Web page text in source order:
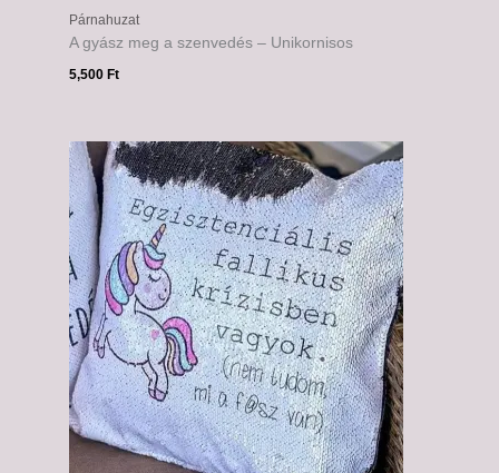
Párnahuzat
A gyász meg a szenvedés – Unikornisos
5,500 Ft